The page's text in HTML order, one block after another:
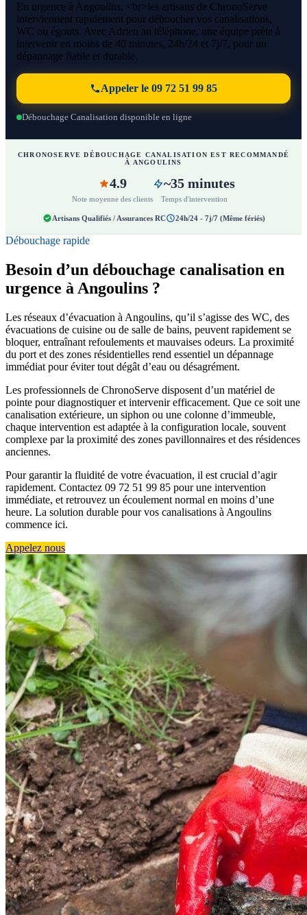
En urgence à Angoulins, <br>les artisans de ChronoServe
interviennent rapidement pour déboucher vos canalisations,
WC ou égouts. Avec Adrien au téléphone, une équipe prête à
intervenir en moins de 40 minutes, 24h/24 et 7j/7, pour un
dépannage fiable et durable.
Appeler le 09 72 51 99 85
Débouchage Canalisation disponible en ligne
CHRONOSERVE DÉBOUCHAGE CANALISATION EST RECOMMANDÉ
À ANGOULINS
4.9
Note moyenne des clients
~35 minutes
Temps d'intervention
Artisans Qualifiés / Assurances RC 24h/24 - 7j/7 (Même fériés)
Débouchage rapide
Besoin d’un débouchage canalisation en
urgence à Angoulins ?
Les réseaux d’évacuation à Angoulins, qu’il s’agisse des WC, des
évacuations de cuisine ou de salle de bains, peuvent rapidement se
bloquer, entraînant refoulements et mauvaises odeurs. La proximité
du port et des zones résidentielles rend essentiel un dépannage
immédiat pour éviter tout dégât d’eau ou désagrément.
Les professionnels de ChronoServe disposent d’un matériel de
pointe pour diagnostiquer et intervenir efficacement. Que ce soit une
canalisation extérieure, un siphon ou une colonne d’immeuble,
chaque intervention est adaptée à la configuration locale, souvent
complexe par la proximité des zones pavillonnaires et des résidences
anciennes.
Pour garantir la fluidité de votre évacuation, il est crucial d’agir
rapidement. Contactez 09 72 51 99 85 pour une intervention
immédiate, et retrouvez un écoulement normal en moins d’une
heure. La solution durable pour vos canalisations à Angoulins
commence ici.
Appelez nous